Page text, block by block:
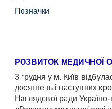
Позначки
РОЗВИТОК МЕДИЧНОЇ
3 грудня у м. Київ
досягнень і наступних
Наглядової ради